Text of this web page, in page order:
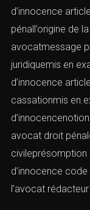
d’innocence
pénall’origine de
avocatmessage
juridiquemis en
d’innocence
cassationmis
avocat droit
civileprésomption
d’innocence
l’avocat rédacteur